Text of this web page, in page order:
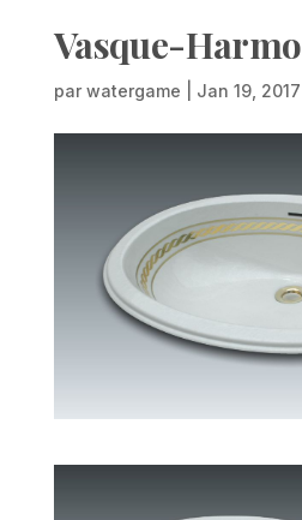
Vasque-
par watergame Jan 19, 2017